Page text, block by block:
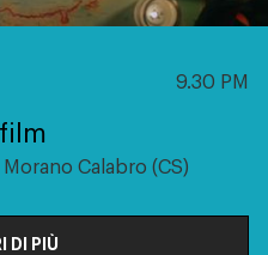
9.30 PM
Calabro (CS)
DI PIÙ